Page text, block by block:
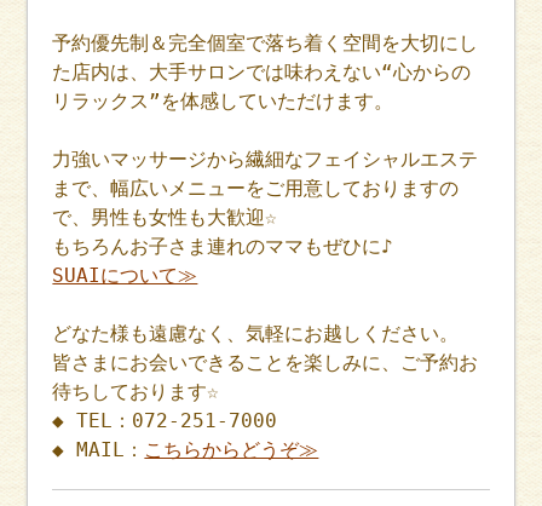
予約優先制＆完全個室で落ち着く空間を大切にし
た店内は、大手サロンでは味わえない“心からの
リラックス”を体感していただけます。
力強いマッサージから繊細なフェイシャルエステ
まで、幅広いメニューをご用意しておりますの
で、男性も女性も大歓迎☆
もちろんお子さま連れのママもぜひに♪
SUAIについて≫
どなた様も遠慮なく、気軽にお越しください。
皆さまにお会いできることを楽しみに、ご予約お
待ちしております☆
◆ TEL：072-251-7000
◆ MAIL： こちらからどうぞ≫